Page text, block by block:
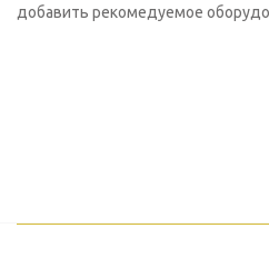
добавить рекомедуемое